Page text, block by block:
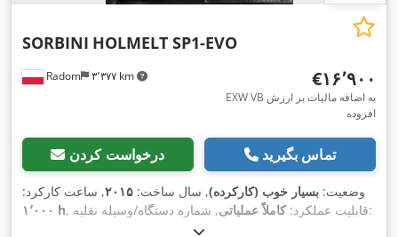
Radom ۳٬۳۷۷ km
SORBINI HOLMELT SP1-EVO
‎€۱۶٬۹۰۰
EXW VB به اضافه مالیات بر ارزش
افزوده
درخواست کردن تماس بگیرید
وضعیت: بسیار خوب (کارکرده), سال ساخت: ۲۰۱۵, ساعت کارکرد:
۱٬۰۰۰ h
, قابلیت عملکرد:کاملاً عملیاتی
, شماره دستگاه/وسیله نقلیه: